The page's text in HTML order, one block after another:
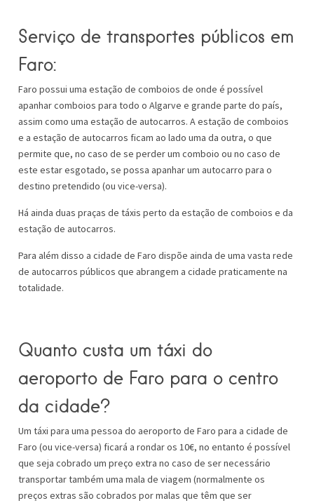
Serviço de transportes públicos em
Faro:
Faro possui uma estação de comboios de onde é possível
apanhar comboios para todo o Algarve e grande parte do país,
assim como uma estação de autocarros. A estação de comboios
e a estação de autocarros ficam ao lado uma da outra, o que
permite que, no caso de se perder um comboio ou no caso de
este estar esgotado, se possa apanhar um autocarro para o
destino pretendido (ou vice-versa).
Há ainda duas praças de táxis perto da estação de comboios e da
estação de autocarros.
Para além disso a cidade de Faro dispõe ainda de uma vasta rede
de autocarros públicos que abrangem a cidade praticamente na
totalidade.
Quanto custa um táxi do
aeroporto de Faro para o centro
da cidade?
Um táxi para uma pessoa do aeroporto de Faro para a cidade de
Faro (ou vice-versa) ficará a rondar os 10€, no entanto é possível
que seja cobrado um preço extra no caso de ser necessário
transportar também uma mala de viagem (normalmente os
preços extras são cobrados por malas que têm que ser